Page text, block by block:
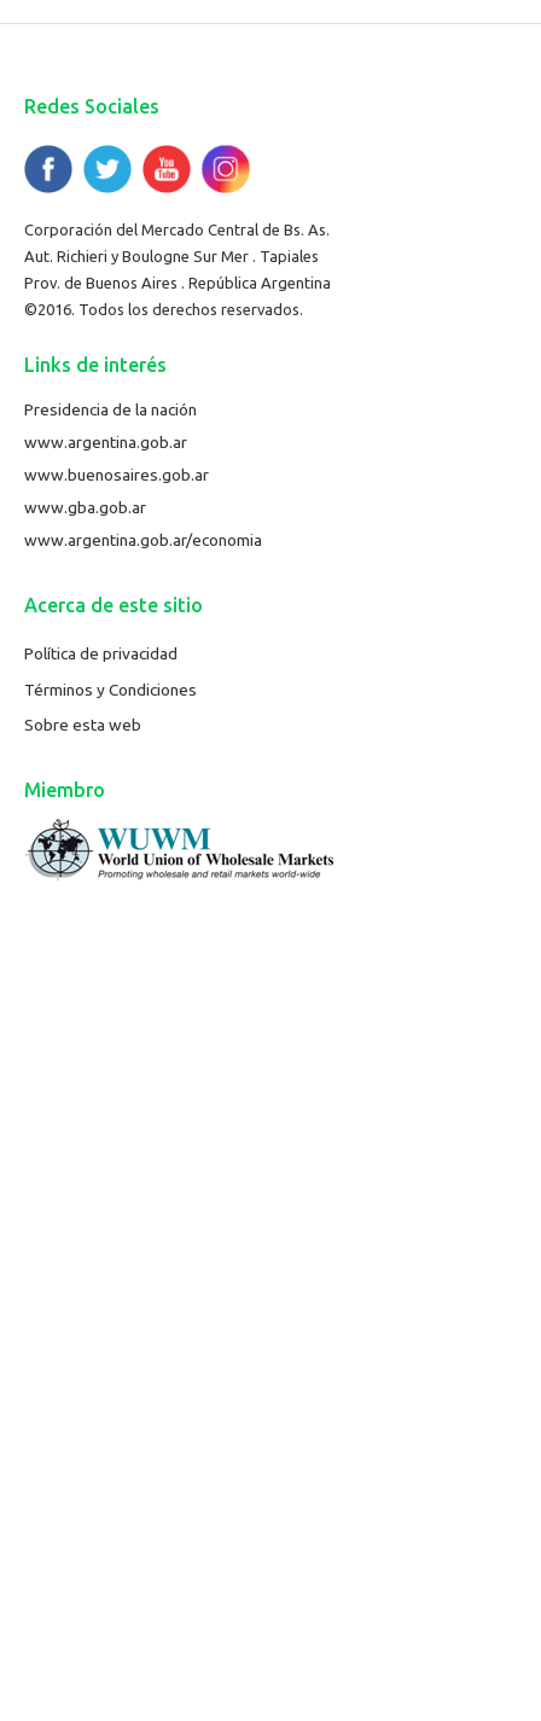
Redes Sociales
Corporación del Mercado Central de Bs. As.
Aut. Richieri y Boulogne Sur Mer . Tapiales
Prov. de Buenos Aires . República Argentina
©2016. Todos los derechos reservados.
Links de interés
Presidencia de la nación
www.argentina.gob.ar
www.buenosaires.gob.ar
www.gba.gob.ar
www.argentina.gob.ar/economia
Acerca de este sitio
Política de privacidad
Términos y Condiciones
Sobre esta web
Miembro